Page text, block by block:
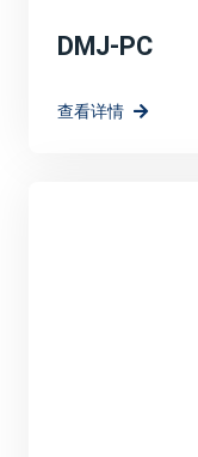
DMJ-PC
查看详情